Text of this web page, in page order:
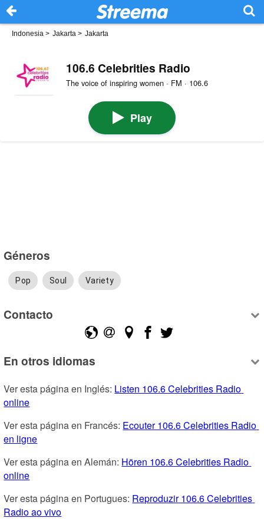
Indonesia > Jakarta > Jakarta
106.6 Celebrities Radio
The voice of inspiring women · FM · 106.6
Play
Géneros
Pop Soul Variety
Contacto
En otros idiomas
Ver esta página en Inglés: Listen 106.6 Celebrities Radio
online
Ver esta página en Francés: Ecouter 106.6 Celebrities Radio
en ligne
Ver esta página en Alemán: Hören 106.6 Celebrities Radio
online
Ver esta página en Portugues: Reproduzir 106.6 Celebrities
Radio ao vivo